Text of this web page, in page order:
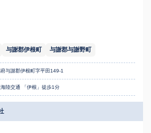
与謝郡伊根町 与謝郡与謝野町
与謝郡伊根町字平田149-1
陸交通 「伊根」徒歩1分